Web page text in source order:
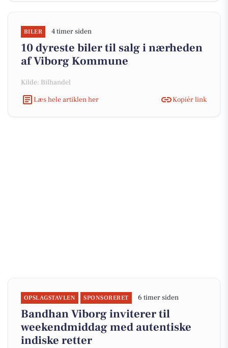
BILER 4 timer siden
10 dyreste biler til salg i nærheden
af Viborg Kommune
Kilde: Bilhandel
Læs hele artiklen her
Kopiér link
OPSLAGSTAVLEN SPONSORERET 6 timer siden
Bandhan Viborg inviterer til
weekendmiddag med autentiske
indiske retter